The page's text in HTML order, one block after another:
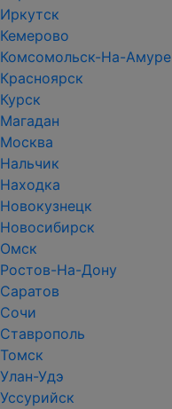
Иркутск
Кемерово
Комсомольск-На-Амуре
Красноярск
Курск
Магадан
Москва
Нальчик
Находка
Новокузнецк
Новосибирск
Омск
Ростов-На-Дону
Саратов
Сочи
Ставрополь
Томск
Улан-Удэ
Уссурийск